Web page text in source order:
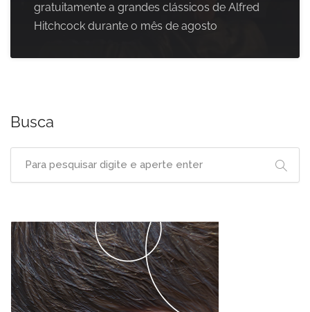
gratuitamente a grandes clássicos de Alfred
Hitchcock durante o mês de agosto
Busca